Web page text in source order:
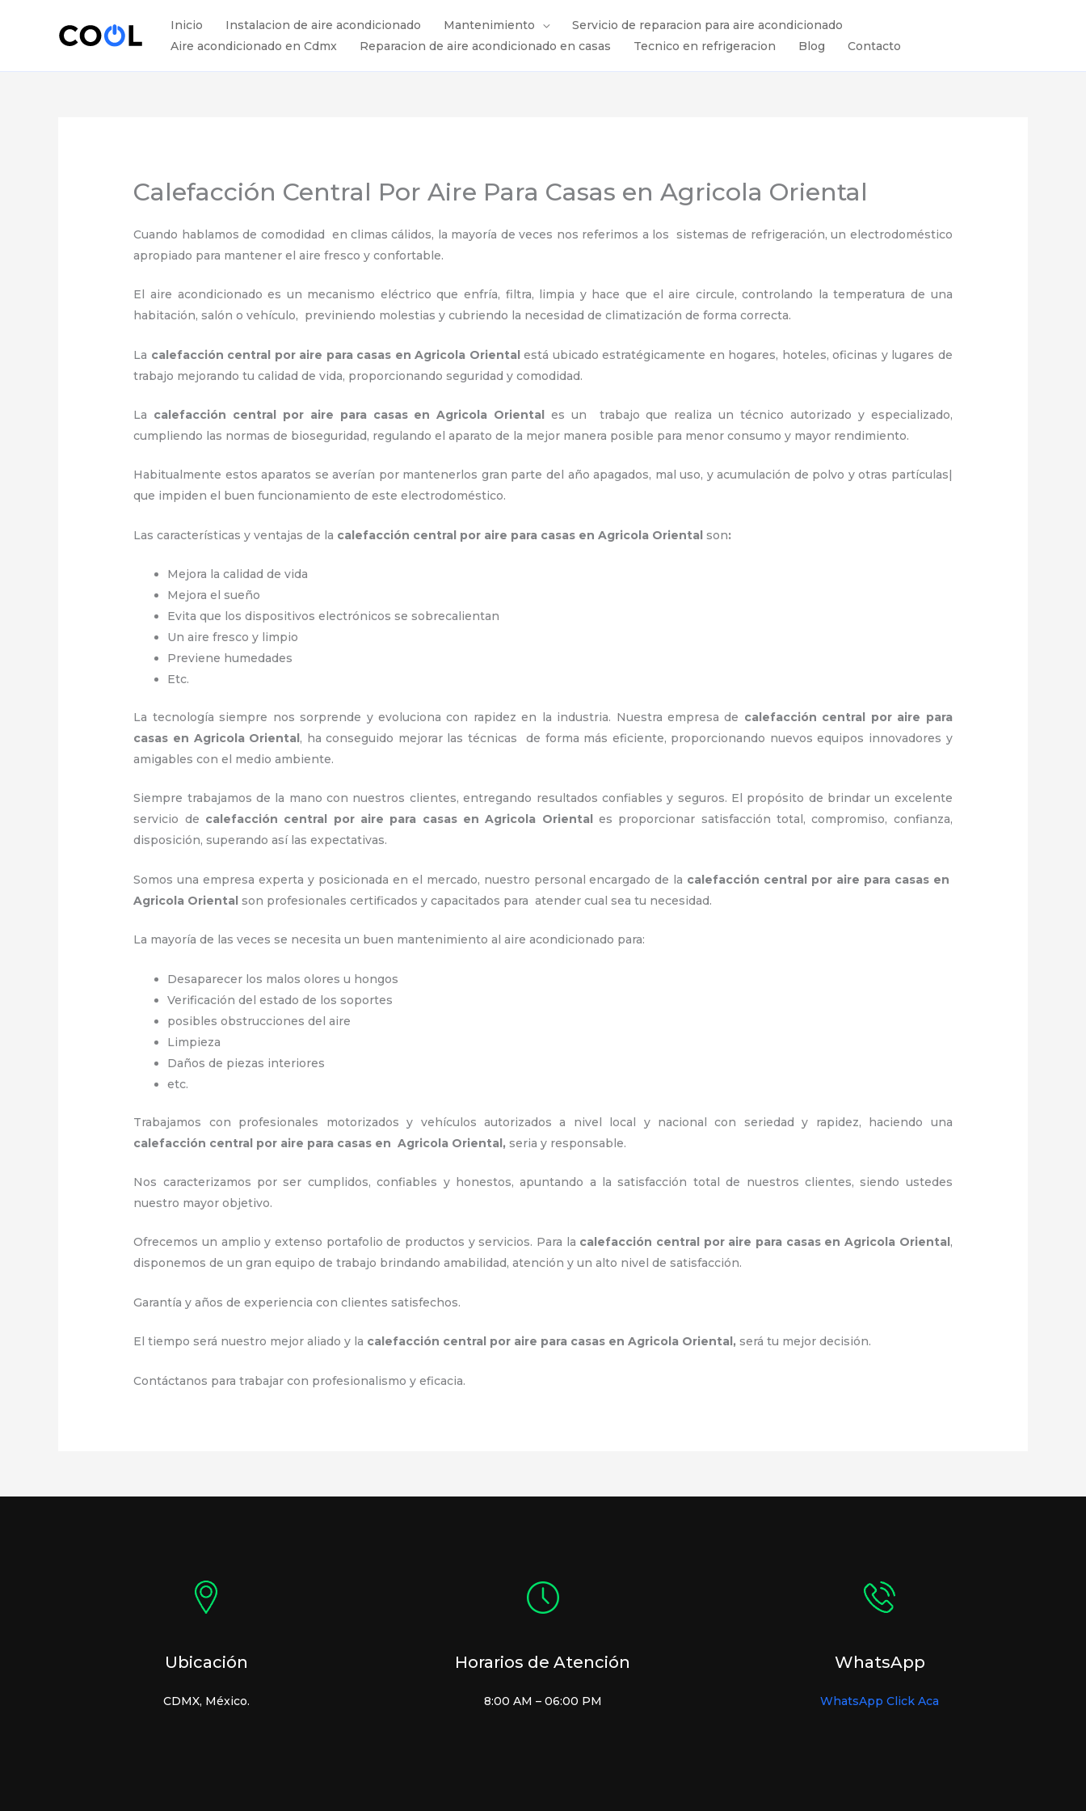
Inicio Instalacion de aire acondicionado Mantenimiento
Servicio de reparacion para aire acondicionado
Aire acondicionado en Cdmx
Reparacion de aire acondicionado en casas Tecnico en refrigeracion Blog Contacto
Calefacción Central Por Aire Para Casas en Agricola Oriental
Cuando hablamos de comodidad en climas cálidos, la mayoría de veces nos referimos a los sistemas de refrigeración, un electrodoméstico
apropiado para mantener el aire fresco y confortable.
El aire acondicionado es un mecanismo eléctrico que enfría, filtra, limpia y hace que el aire circule, controlando la temperatura de una
habitación, salón o vehículo, previniendo molestias y cubriendo la necesidad de climatización de forma correcta.
La calefacción central por aire para casas en Agricola Orientalestá ubicado estratégicamente en hogares, hoteles, oficinas y lugares de
trabajo mejorando tu calidad de vida, proporcionando seguridad y comodidad.
La calefacción central por aire para casasen Agricola Oriental es un trabajo que realiza un técnico autorizado y especializado,
cumpliendo las normas de bioseguridad, regulando el aparato de la mejor manera posible para menor consumo y mayor rendimiento.
Habitualmente estos aparatos se averían por mantenerlos gran parte del año apagados, mal uso, y acumulación de polvo y otras partículas|
que impiden el buen funcionamiento de este electrodoméstico.
Las características y ventajas de la calefacción central por aire para casas en Agricola Orientalson:
Mejora la calidad de vida
Mejora el sueño
Evita que los dispositivos electrónicos se sobrecalientan
Un aire fresco y limpio
Previene humedades
Etc.
La tecnología siempre nos sorprende y evoluciona con rapidez en la industria. Nuestra empresa de calefacción central por aire para
casas en Agricola Oriental, ha conseguido mejorar las técnicas de forma más eficiente, proporcionando nuevos equipos innovadores y
amigables con el medio ambiente.
Siempre trabajamos de la mano con nuestros clientes, entregando resultados confiables y seguros. El propósito de brindar un excelente
servicio de calefacción central por aire para casasen Agricola Oriental
es proporcionar satisfacción total, compromiso, confianza,
disposición, superando así las expectativas.
Somos una empresa experta y posicionada en el mercado, nuestro personal encargado de la calefacción central por aire para casasen
Agricola Oriental son profesionales certificados y capacitados para atender cual sea tu necesidad.
La mayoría de las veces se necesita un buen mantenimiento al aire acondicionado para:
Desaparecer los malos olores u hongos
Verificación del estado de los soportes
posibles obstrucciones del aire
Limpieza
Daños de piezas interiores
etc.
Trabajamos con profesionales motorizados y vehículos autorizados a nivel local y nacional con seriedad y rapidez, haciendo una
calefacción central por aire para casas en Agricola Oriental,seria y responsable.
Nos caracterizamos por ser cumplidos, confiables y honestos, apuntando a la satisfacción total de nuestros clientes, siendo ustedes
nuestro mayor objetivo.
Ofrecemos un amplio y extenso portafolio de productos y servicios. Para la calefacción central por aire para casasen Agricola Oriental ,
disponemos de un gran equipo de trabajo brindando amabilidad, atención y un alto nivel de satisfacción.
Garantía y años de experiencia con clientes satisfechos.
El tiempo será nuestro mejor aliado y la calefacción central por aire para casas en Agricola Oriental,será tu mejor decisión.
Contáctanos para trabajar con profesionalismo y eficacia.
Ubicación
CDMX, México.
Horarios de Atención
8:00 AM – 06:00 PM
WhatsApp
WhatsApp Click Aca